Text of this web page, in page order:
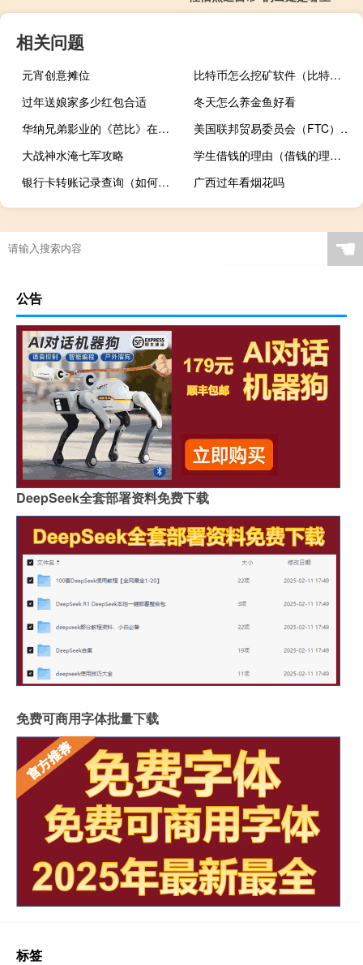
相关问题
元宵创意摊位
比特币怎么挖矿软件（比特币怎么挖矿）
过年送娘家多少红包合适
冬天怎么养金鱼好看
华纳兄弟影业的《芭比》在美国国内票房突破5亿美元大关
美国联邦贸易委员会（FTC）：FTC与加密货币公司Voyager Digital达成和解协议
大战神水淹七军攻略
学生借钱的理由（借钱的理由）
银行卡转账记录查询（如何查询银行卡的详细转帐记录）
广西过年看烟花吗
☚
公告
DeepSeek全套部署资料免费下载
免费可商用字体批量下载
标签